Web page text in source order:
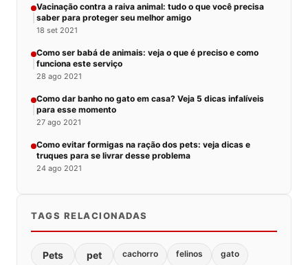
Vacinação contra a raiva animal: tudo o que você precisa
saber para proteger seu melhor amigo
18 set 2021
Como ser babá de animais: veja o que é preciso e como
funciona este serviço
28 ago 2021
Como dar banho no gato em casa? Veja 5 dicas infalíveis
para esse momento
27 ago 2021
Como evitar formigas na ração dos pets: veja dicas e
truques para se livrar desse problema
24 ago 2021
TAGS RELACIONADAS
Pets pet cachorro felinos gato